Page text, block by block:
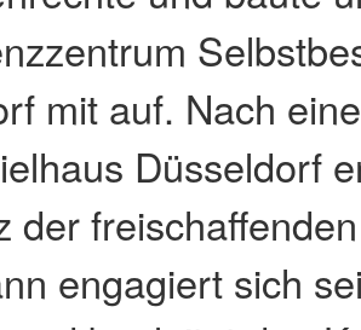
mit auf. Nach
Düsseldorf
der
engagiert sich